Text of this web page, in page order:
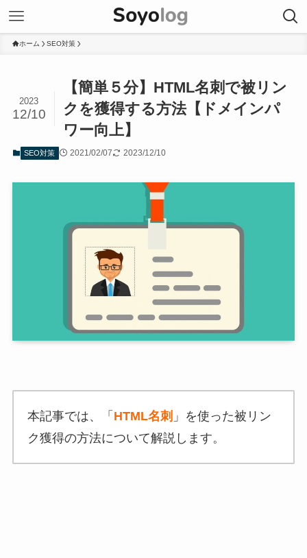
ホーム SEO対策
【簡単５分】HTML名刺で被リン
クを獲得する方法【ドメインパ
ワー向上】
2023
12/10
SEO対策 2021/02/07 2023/12/10
本記事では、「 HTML名刺 」を使った被リン
ク獲得の方法について解説します。